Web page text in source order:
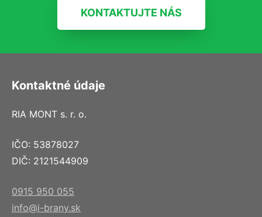
KONTAKTUJTE NÁS
Kontaktné údaje
RIA MONT s. r. o.
IČO: 53878027
DIČ: 2121544909
0915 950 055
info@i-brany.sk